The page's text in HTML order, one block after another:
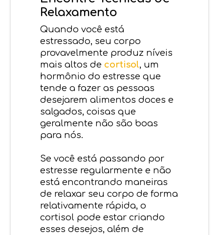
Relaxamento
Quando você está
estressado, seu corpo
provavelmente produz níveis
mais altos de cortisol, um
hormônio do estresse que
tende a fazer as pessoas
desejarem alimentos doces e
salgados, coisas que
geralmente não são boas
para nós.
Se você está passando por
estresse regularmente e não
está encontrando maneiras
de relaxar seu corpo de forma
relativamente rápida, o
cortisol pode estar criando
esses desejos, além de